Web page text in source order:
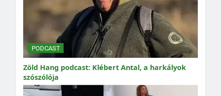
PODCAST
Zöld Hang podcast: Klébert Antal, a harkályok
szószólója